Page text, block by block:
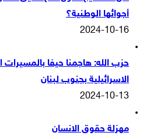
أجوائها الوطنية؟
2024-10-16
حزب الله: هاجمنا حيفا بالمسيرات
الاسرائيلية بجنوب لبنان
2024-10-13
مهزلة حقوق الانسان